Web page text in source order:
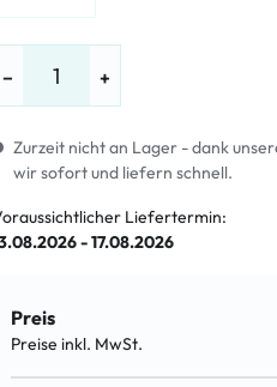
− +
Zurzeit nicht an Lager - dank
wir sofort und liefern schnell.
Liefertermin:
- 17.08.2026
Preis
Preise inkl. MwSt.